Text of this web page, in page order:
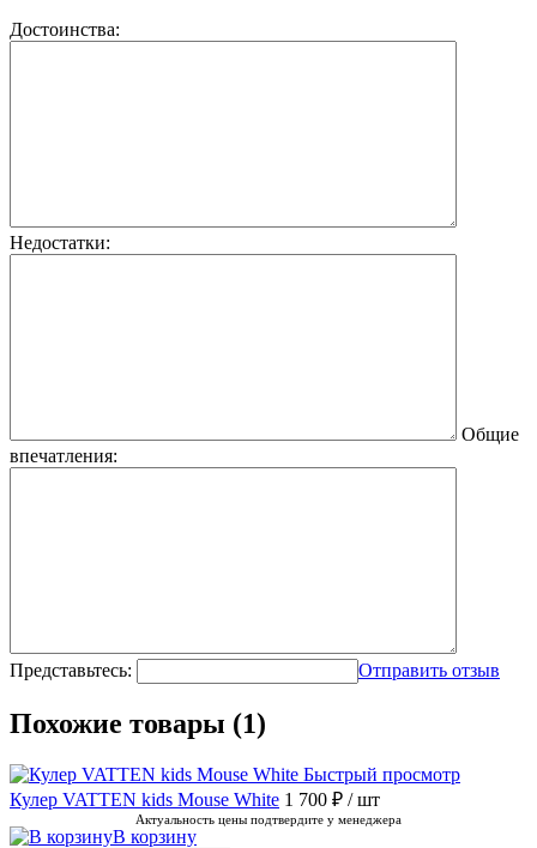
Достоинства:
Недостатки:
Общие
впечатления:
Представьтесь: Отправить отзыв
Похожие товары (1)
Быстрый просмотр
Кулер VATTEN kids Mouse White 1 700 ₽ / шт
Актуальность цены подтвердите у менеджера
В корзину